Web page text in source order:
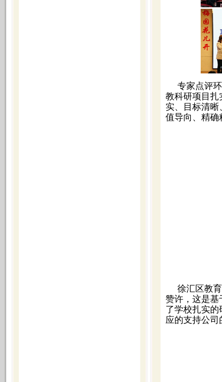
专家点评
教科研项目扎
实、目标清
值导向、精确
徐汇区教
赞许，这是基
了学校扎实
应的支持公